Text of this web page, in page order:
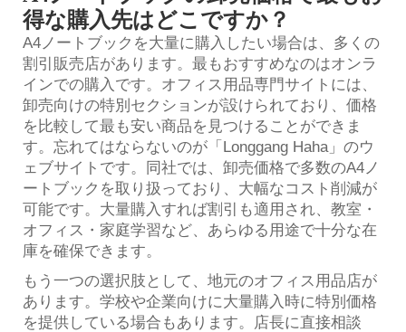
得な購入先はどこですか？
A4ノートブックを大量に購入したい場合は、多くの
割引販売店があります。最もおすすめなのはオンラ
インでの購入です。オフィス用品専門サイトには、
卸売向けの特別セクションが設けられており、価格
を比較して最も安い商品を見つけることができま
す。忘れてはならないのが「Longgang Haha」のウ
ェブサイトです。同社では、卸売価格で多数のA4ノ
ートブックを取り扱っており、大幅なコスト削減が
可能です。大量購入すれば割引も適用され、教室・
オフィス・家庭学習など、あらゆる用途で十分な在
庫を確保できます。
もう一つの選択肢として、地元のオフィス用品店が
あります。学校や企業向けに大量購入時に特別価格
を提供している場合もあります。店長に直接相談